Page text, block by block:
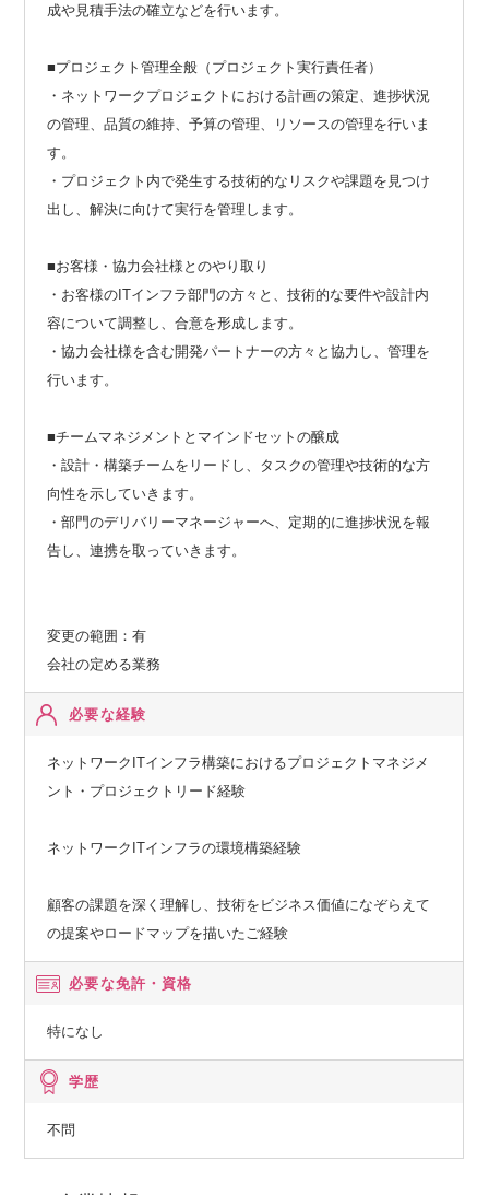
成や見積手法の確立などを行います。
■プロジェクト管理全般（プロジェクト実行責任者）
・ネットワークプロジェクトにおける計画の策定、進捗状況
の管理、品質の維持、予算の管理、リソースの管理を行いま
す。
・プロジェクト内で発生する技術的なリスクや課題を見つけ
出し、解決に向けて実行を管理します。
■お客様・協力会社様とのやり取り
・お客様のITインフラ部門の方々と、技術的な要件や設計内
容について調整し、合意を形成します。
・協力会社様を含む開発パートナーの方々と協力し、管理を
行います。
■チームマネジメントとマインドセットの醸成
・設計・構築チームをリードし、タスクの管理や技術的な方
向性を示していきます。
・部門のデリバリーマネージャーへ、定期的に進捗状況を報
告し、連携を取っていきます。
変更の範囲：有
会社の定める業務
必要な経験
ネットワークITインフラ構築におけるプロジェクトマネジメ
ント・プロジェクトリード経験
ネットワークITインフラの環境構築経験
顧客の課題を深く理解し、技術をビジネス価値になぞらえて
の提案やロードマップを描いたご経験
必要な免許・資格
特になし
学歴
不問